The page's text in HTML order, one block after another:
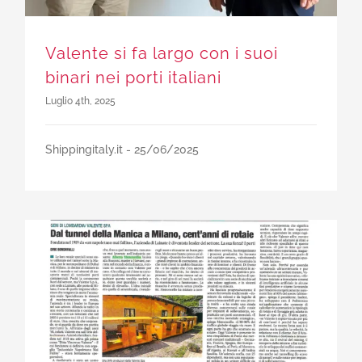
Valente si fa largo con i suoi
binari nei porti italiani
Luglio 4th, 2025
Shippingitaly.it - 25/06/2025